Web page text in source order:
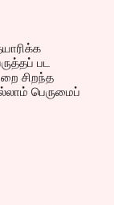
பட
சிறந்த
பெருமைப்